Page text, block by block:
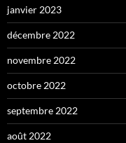
janvier 2023
décembre 2022
novembre 2022
octobre 2022
septembre 2022
août 2022